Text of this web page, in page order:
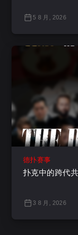
5 8 月, 2026
德扑赛事
扑克中的跨代
3 8 月, 2026